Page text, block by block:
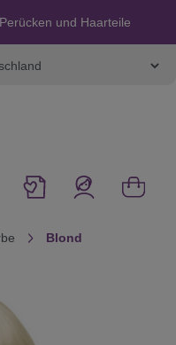
und Haarteile
Zahlung
Blond